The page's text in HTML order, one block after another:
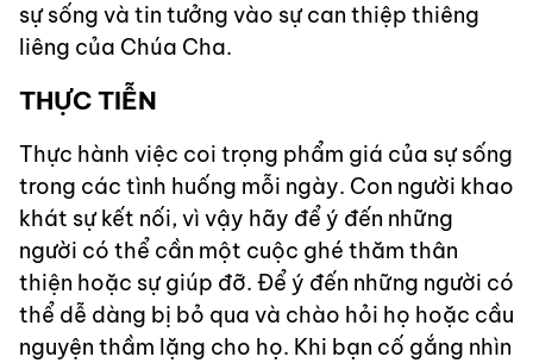
sự sống và tin tưởng vào sự can thiệp thiêng
liêng của Chúa Cha.
THỰC TIỄN
Thực hành việc coi trọng phẩm giá của sự sống
trong các tình huống mỗi ngày. Con người khao
khát sự kết nối, vì vậy hãy để ý đến những
người có thể cần một cuộc ghé thăm thân
thiện hoặc sự giúp đỡ. Để ý đến những người có
thể dễ dàng bị bỏ qua và chào hỏi họ hoặc cầu
nguyện thầm lặng cho họ. Khi bạn cố gắng nhìn